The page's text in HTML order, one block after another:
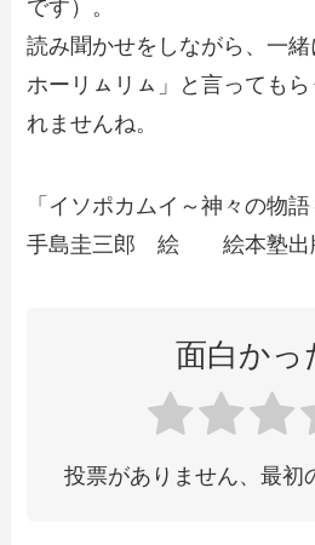
です）。
読み聞かせをしながら、一緒
ホーリㇺリㇺ」と言っても
れませんね。
「イソポカムイ～神々の物
手島圭三郎 絵 絵本塾出
面白かっ
投票がありません、最初